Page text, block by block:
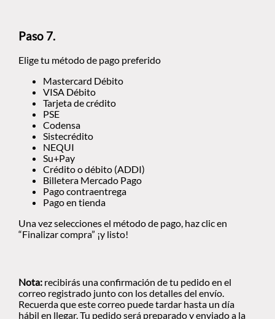
Paso 7.
Elige tu método de pago preferido
Mastercard Débito
VISA Débito
Tarjeta de crédito
PSE
Codensa
Sistecrédito
NEQUI
Su+Pay
Crédito o débito (ADDI)
Billetera Mercado Pago
Pago contraentrega
Pago en tienda
Una vez selecciones el método de pago, haz clic en
“Finalizar compra” ¡y listo!
Nota: recibirás una confirmación de tu pedido en el
correo registrado junto con los detalles del envío.
Recuerda que este correo puede tardar hasta un día
hábil en llegar. Tu pedido será preparado y enviado a la